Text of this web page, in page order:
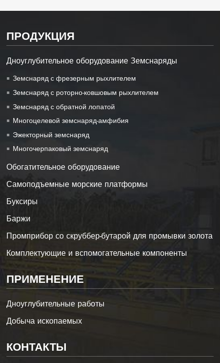
ПРОДУКЦИЯ
Дноуглубительное оборудование Земснаряды
Земснаряд с фрезерным рыхлителем
Земснаряд с роторно-ковшовым рыхлителем
Земснаряд с обратной лопатой
Многоцелевой земснаряд-амфибия
Эжекторный земснаряд
Многочерпаковый земснаряд
Обогатительное оборудование
Самоподъемные морские платформы
Буксиры
Баржи
Промприбор со скруббер-бутарой для промывки золота
Комплектующие и вспомогательные компоненты
ПРИМЕНЕНИЕ
Дноуглубительные работы
Добыча ископаемых
КОНТАКТЫ